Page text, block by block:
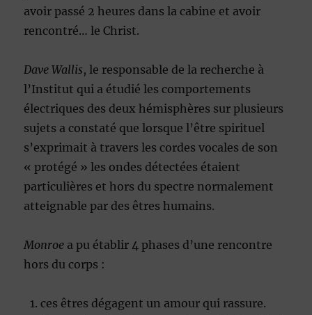
avoir passé 2 heures dans la cabine et avoir
rencontré… le Christ.
Dave Wallis, le responsable de la recherche à
l’Institut qui a étudié les comportements
électriques des deux hémisphères sur plusieurs
sujets a constaté que lorsque l’être spirituel
s’exprimait à travers les cordes vocales de son
« protégé » les ondes détectées étaient
particulières et hors du spectre normalement
atteignable par des êtres humains.
Monroe a pu établir 4 phases d’une rencontre
hors du corps :
ces êtres dégagent un amour qui rassure.